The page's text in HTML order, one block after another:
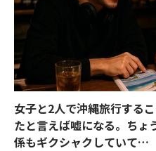
女子と2人で沖縄旅行する
たと言えば嘘になる。ちょ
係もギクシャクしていて…